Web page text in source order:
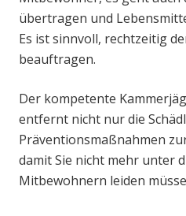
übertragen und
Es ist sinnvoll, rechtzeitig
beauftragen.
Der kompetente
entfernt nicht nur die
Präventionsmaßnahmen
damit Sie nicht mehr unter
Mitbewohnern leiden